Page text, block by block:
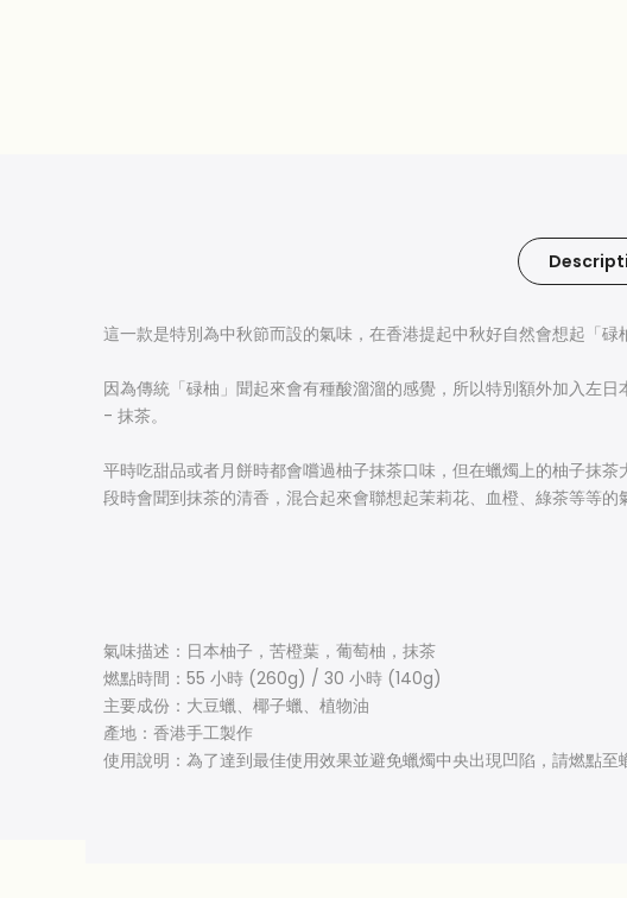
這一款是特別為中秋節而設的氣味，在香港提起中秋好自然會想起「碌
因為傳統「碌柚」聞起來會有種酸溜溜的感覺，所以特別額外加入左
- 抹茶。
平時吃甜品或者月餅時都會嚐過柚子抹茶口味，但在蠟燭上的柚子抹
段時會聞到抹茶的清香，混合起來會聯想起茉莉花、血橙、綠茶等等
氣味描述： 日本柚子，苦橙葉 ，葡萄柚，抹茶
燃點時間：55 小時 (260g) / 30 小時 (140g)
主要成份：大豆蠟、椰子蠟、植物油
產地：香港手工製作
使用說明：為了達到最佳使用效果並避免蠟燭中央出現凹陷，請燃點至